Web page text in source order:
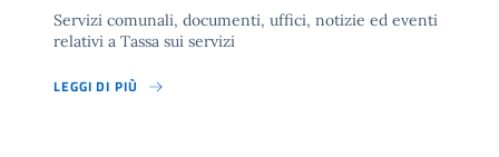
Servizi comunali, documenti, uffici, notizie ed eventi
relativi a Tassa sui servizi
LEGGI DI PIÙ